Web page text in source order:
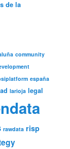
de la
community
españa
larioja legal
rawdata risp